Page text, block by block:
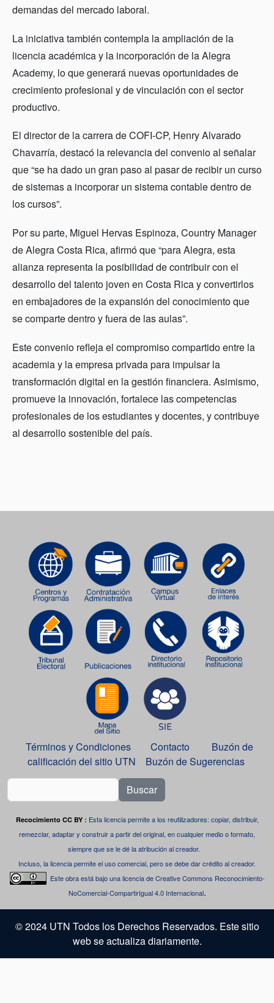
demandas del mercado laboral.
La iniciativa también contempla la ampliación de la
licencia académica y la incorporación de la Alegra
Academy, lo que generará nuevas oportunidades de
crecimiento profesional y de vinculación con el sector
productivo.
El director de la carrera de COFI-CP, Henry Alvarado
Chavarría, destacó la relevancia del convenio al señalar
que “se ha dado un gran paso al pasar de recibir un curso
de sistemas a incorporar un sistema contable dentro de
los cursos”.
Por su parte, Miguel Hervas Espinoza, Country Manager
de Alegra Costa Rica, afirmó que “para Alegra, esta
alianza representa la posibilidad de contribuir con el
desarrollo del talento joven en Costa Rica y convertirlos
en embajadores de la expansión del conocimiento que
se comparte dentro y fuera de las aulas”.
Este convenio refleja el compromiso compartido entre la
academia y la empresa privada para impulsar la
transformación digital en la gestión financiera. Asimismo,
promueve la innovación, fortalece las competencias
profesionales de los estudiantes y docentes, y contribuye
al desarrollo sostenible del país.
Términos y Condiciones Contacto
Buzón de
calificación del sitio UTN
Buzón de Sugerencias
Buscar
Recocimiento CC BY : Esta licencia permite a los reutilizadores: copiar, distribuir,
remezclar, adaptar y construir a partir del original, en cualquier medio o formato,
siempre que se le dé la atribución al creador.
Incluso, la licencia permite el uso comercial, pero se debe dar crédito al creador.
Este obra está bajo unalicencia de Creative Commons Reconocimiento-
NoComercial-CompartirIgual 4.0 Internacional.
© 2024 UTN Todos los Derechos Reservados. Este sitio
web se actualiza diariamente.